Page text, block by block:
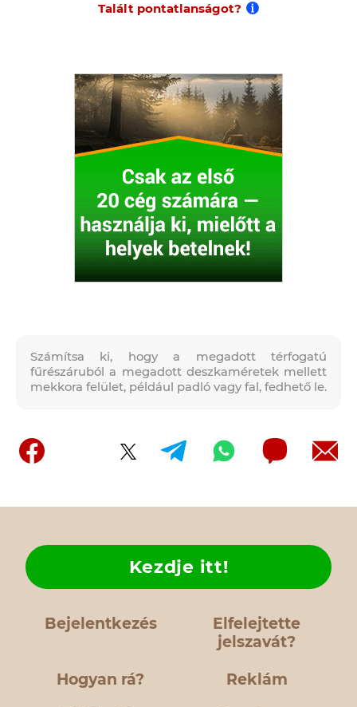
Számítsa ki, hogy a megadott térfogatú
fűrészáruból a megadott deszkaméretek mellett
mekkora felület, például padló vagy fal, fedhető le.
Talált pontatlanságot?
Bejelentkezés
Elfelejtette
jelszavát?
Hogyan rá?
Kezdje itt!
Reklám